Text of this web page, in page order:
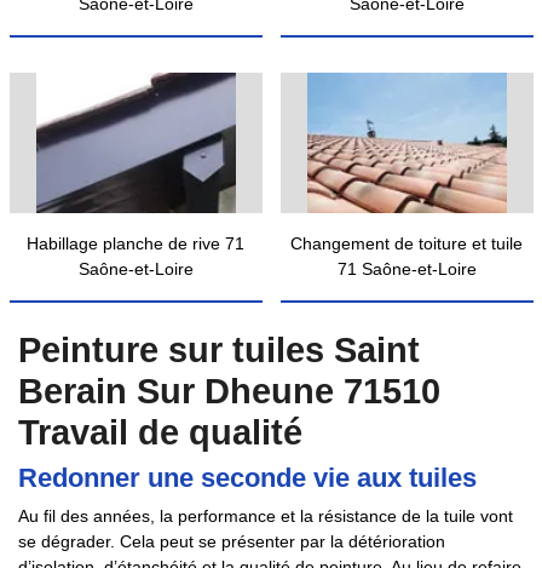
Habillage planche de rive 71
Saône-et-Loire
Changement de toiture et tuile
71 Saône-et-Loire
Peinture sur tuiles Saint
Berain Sur Dheune 71510
Travail de qualité
Redonner une seconde vie aux tuiles
Au fil des années, la performance et la résistance de la tuile vont
se dégrader. Cela peut se présenter par la détérioration